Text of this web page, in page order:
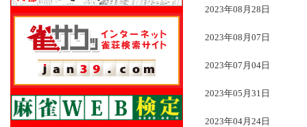
2023年08月28日
2023年08月07日
2023年07月04日
2023年05月31日
2023年04月24日